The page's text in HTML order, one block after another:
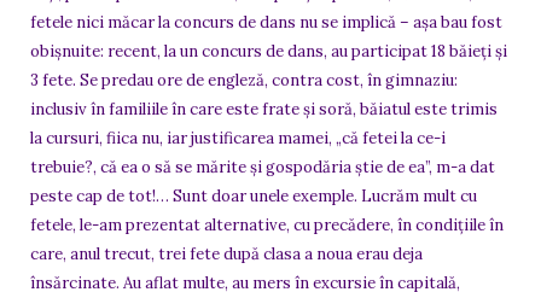
fetele nici măcar la concurs de dans nu se implică – așa bau fost
obișnuite: recent, la un concurs de dans, au participat 18 băieți și
3 fete. Se predau ore de engleză, contra cost, în gimnaziu:
inclusiv în familiile în care este frate și soră, băiatul este trimis
la cursuri, fiica nu, iar justificarea mamei, „că fetei la ce-i
trebuie?, că ea o să se mărite și gospodăria știe de ea”, m-a dat
peste cap de tot!… Sunt doar unele exemple. Lucrăm mult cu
fetele, le-am prezentat alternative, cu precădere, în condițiile în
care, anul trecut, trei fete după clasa a noua erau deja
însărcinate. Au aflat multe, au mers în excursie în capitală,